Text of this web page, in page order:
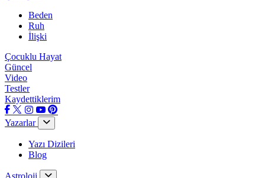
Beden
Ruh
İlişki
Çocuklu Hayat
Güncel
Video
Testler
Kaydettiklerim
Yazarlar
Yazı Dizileri
Blog
Astroloji